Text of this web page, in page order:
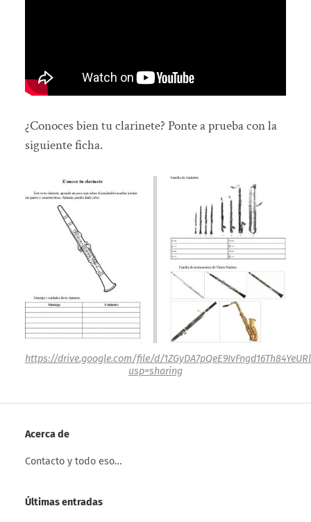
¿Conoces bien tu clarinete? Ponte a prueba con la
siguiente ficha.
https://drive.google.com/file/d/
usp=sharing
Acerca de
Contacto y todo eso…
Últimas entradas